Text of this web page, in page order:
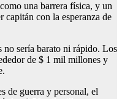
una barrera física, y un
capitán con la esperanza de
no sería barato ni rápido. Los
de $ 1 mil millones y
de guerra y personal, el